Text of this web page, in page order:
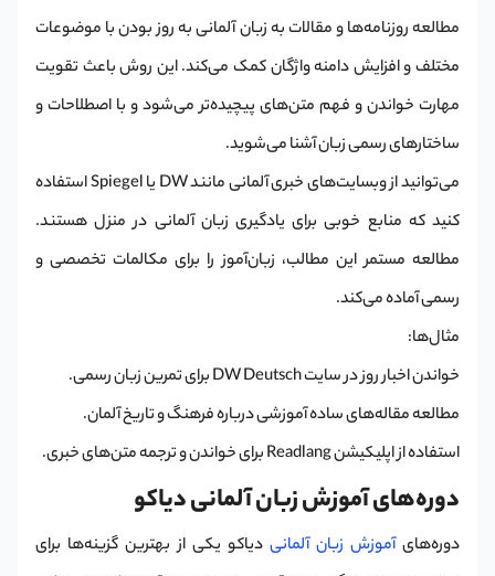
مطالعه روزنامه‌ها و مقالات به زبان آلمانی به روز بودن با موضوعات
مختلف و افزایش دامنه واژگان کمک می‌کند. این روش باعث تقویت
مهارت خواندن و فهم متن‌های پیچیده‌تر می‌شود و با اصطلاحات و
ساختارهای رسمی زبان آشنا می‌شوید.
می‌توانید از وبسایت‌های خبری آلمانی مانند DW یا Spiegel استفاده
کنید که منابع خوبی برای یادگیری زبان آلمانی در منزل هستند.
مطالعه مستمر این مطالب، زبان‌آموز را برای مکالمات تخصصی و
رسمی آماده می‌کند.
مثال‌ها:
خواندن اخبار روز در سایت DW Deutsch برای تمرین زبان رسمی.
مطالعه مقاله‌های ساده آموزشی درباره فرهنگ و تاریخ آلمان.
استفاده از اپلیکیشن Readlang برای خواندن و ترجمه متن‌های خبری.
دوره‌های آموزش زبان آلمانی دیاکو
دوره‌هایآموزش زبان آلمانی دیاکو یکی از بهترین گزینه‌ها برای